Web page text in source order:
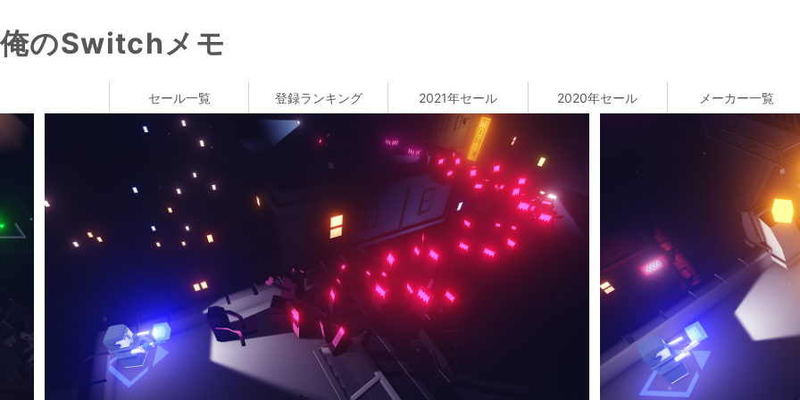
俺のSwitchメモ
セール一覧 登録ランキング 2021年セール 2020年セール メーカー一覧